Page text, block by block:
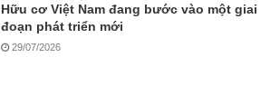
Hữu cơ Việt Nam đang bước vào một giai
đoạn phát triển mới
29/07/2026